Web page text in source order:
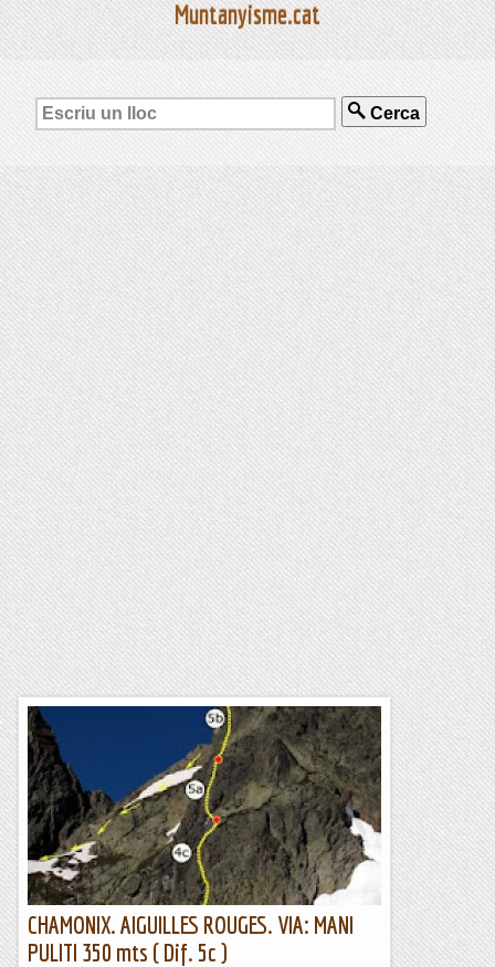
Muntanyisme.cat
Cerca
CHAMONIX. AIGUILLES ROUGES. VIA: MANI
PULITI 350 mts ( Dif. 5c )